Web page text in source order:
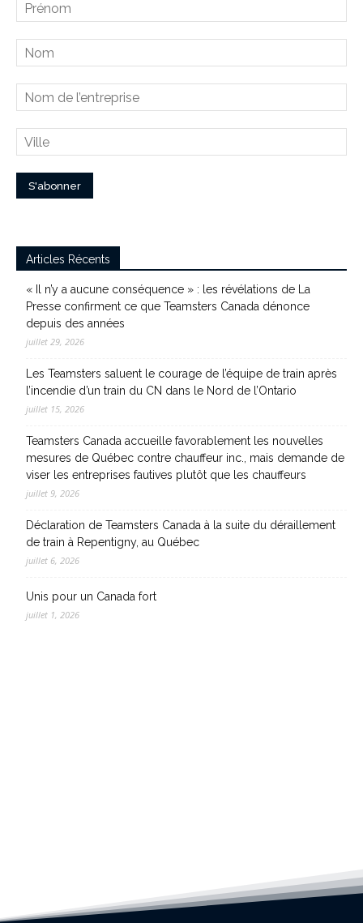
Articles Récents
« Il n’y a aucune conséquence » : les révélations de La
Presse confirment ce que Teamsters Canada dénonce
depuis des années
juillet 29, 2026
Les Teamsters saluent le courage de l’équipe de train après
l’incendie d’un train du CN dans le Nord de l’Ontario
juillet 15, 2026
Teamsters Canada accueille favorablement les nouvelles
mesures de Québec contre chauffeur inc., mais demande de
viser les entreprises fautives plutôt que les chauffeurs
juillet 9, 2026
Déclaration de Teamsters Canada à la suite du déraillement
de train à Repentigny, au Québec
juillet 6, 2026
Unis pour un Canada fort
juillet 1, 2026